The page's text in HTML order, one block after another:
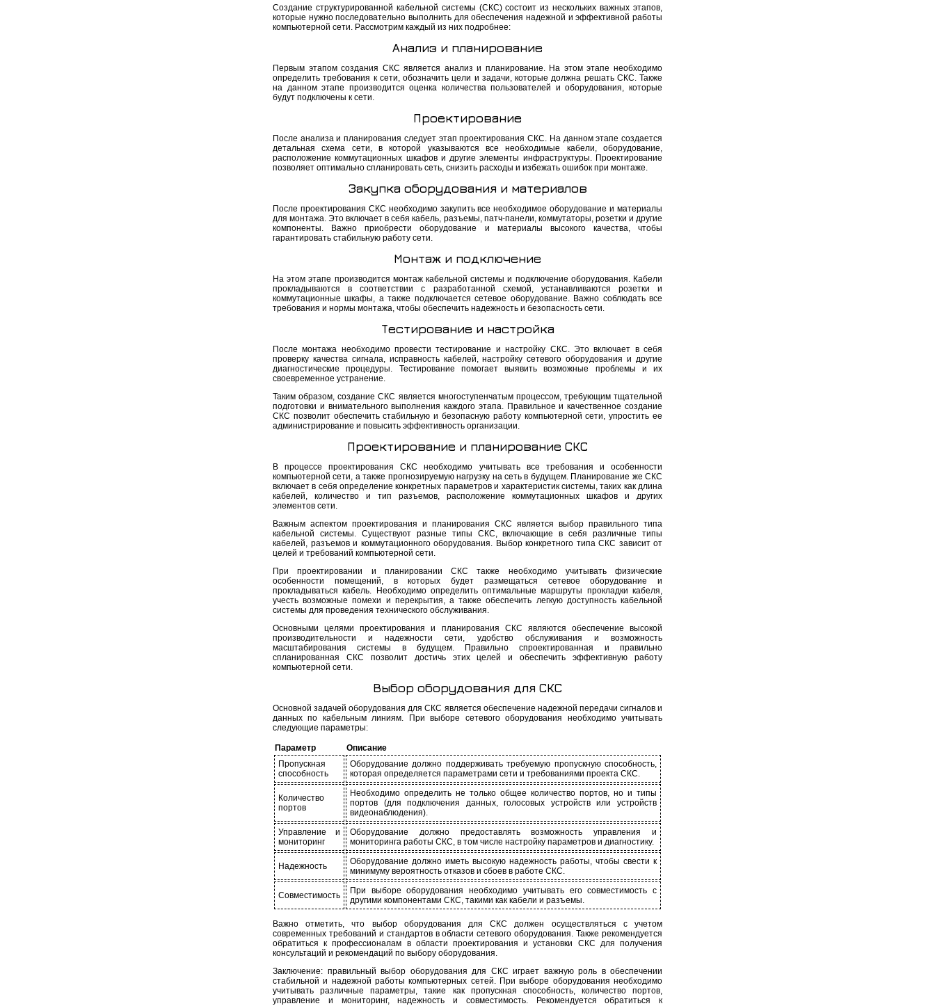
Создание структурированной кабельной системы (СКС) состоит из нескольких важных этапов,
которые нужно последовательно выполнить для обеспечения надежной и эффективной работы
компьютерной сети. Рассмотрим каждый из них подробнее:
Анализ и планирование
Первым этапом создания СКС является анализ и планирование. На этом этапе необходимо
определить требования к сети, обозначить цели и задачи, которые должна решать СКС. Также
на данном этапе производится оценка количества пользователей и оборудования, которые
будут подключены к сети.
Проектирование
После анализа и планирования следует этап проектирования СКС. На данном этапе создается
детальная схема сети, в которой указываются все необходимые кабели, оборудование,
расположение коммутационных шкафов и другие элементы инфраструктуры. Проектирование
позволяет оптимально спланировать сеть, снизить расходы и избежать ошибок при монтаже.
Закупка оборудования и материалов
После проектирования СКС необходимо закупить все необходимое оборудование и материалы
для монтажа. Это включает в себя кабель, разъемы, патч-панели, коммутаторы, розетки и другие
компоненты. Важно приобрести оборудование и материалы высокого качества, чтобы
гарантировать стабильную работу сети.
Монтаж и подключение
На этом этапе производится монтаж кабельной системы и подключение оборудования. Кабели
прокладываются в соответствии с разработанной схемой, устанавливаются розетки и
коммутационные шкафы, а также подключается сетевое оборудование. Важно соблюдать все
требования и нормы монтажа, чтобы обеспечить надежность и безопасность сети.
Тестирование и настройка
После монтажа необходимо провести тестирование и настройку СКС. Это включает в себя
проверку качества сигнала, исправность кабелей, настройку сетевого оборудования и другие
диагностические процедуры. Тестирование помогает выявить возможные проблемы и их
своевременное устранение.
Таким образом, создание СКС является многоступенчатым процессом, требующим тщательной
подготовки и внимательного выполнения каждого этапа. Правильное и качественное создание
СКС позволит обеспечить стабильную и безопасную работу компьютерной сети, упростить ее
администрирование и повысить эффективность организации.
Проектирование и планирование СКС
В процессе проектирования СКС необходимо учитывать все требования и особенности
компьютерной сети, а также прогнозируемую нагрузку на сеть в будущем. Планирование же СКС
включает в себя определение конкретных параметров и характеристик системы, таких как длина
кабелей, количество и тип разъемов, расположение коммутационных шкафов и других
элементов сети.
Важным аспектом проектирования и планирования СКС является выбор правильного типа
кабельной системы. Существуют разные типы СКС, включающие в себя различные типы
кабелей, разъемов и коммутационного оборудования. Выбор конкретного типа СКС зависит от
целей и требований компьютерной сети.
При проектировании и планировании СКС также необходимо учитывать физические
особенности помещений, в которых будет размещаться сетевое оборудование и
прокладываться кабель. Необходимо определить оптимальные маршруты прокладки кабеля,
учесть возможные помехи и перекрытия, а также обеспечить легкую доступность кабельной
системы для проведения технического обслуживания.
Основными целями проектирования и планирования СКС являются обеспечение высокой
производительности и надежности сети, удобство обслуживания и возможность
масштабирования системы в будущем. Правильно спроектированная и правильно
спланированная СКС позволит достичь этих целей и обеспечить эффективную работу
компьютерной сети.
Выбор оборудования для СКС
Основной задачей оборудования для СКС является обеспечение надежной передачи сигналов и
данных по кабельным линиям. При выборе сетевого оборудования необходимо учитывать
следующие параметры:
Параметр
Описание
Пропускная
способность
Оборудование должно поддерживать требуемую пропускную способность,
которая определяется параметрами сети и требованиями проекта СКС.
Количество
портов
Необходимо определить не только общее количество портов, но и типы
портов (для подключения данных, голосовых устройств или устройств
видеонаблюдения).
Управление и
мониторинг
Оборудование должно предоставлять возможность управления и
мониторинга работы СКС, в том числе настройку параметров и диагностику.
Надежность
Оборудование должно иметь высокую надежность работы, чтобы свести к
минимуму вероятность отказов и сбоев в работе СКС.
Совместимость
При выборе оборудования необходимо учитывать его совместимость с
другими компонентами СКС, такими как кабели и разъемы.
Важно отметить, что выбор оборудования для СКС должен осуществляться с учетом
современных требований и стандартов в области сетевого оборудования. Также рекомендуется
обратиться к профессионалам в области проектирования и установки СКС для получения
консультаций и рекомендаций по выбору оборудования.
Заключение: правильный выбор оборудования для СКС играет важную роль в обеспечении
стабильной и надежной работы компьютерных сетей. При выборе оборудования необходимо
учитывать различные параметры, такие как пропускная способность, количество портов,
управление и мониторинг, надежность и совместимость. Рекомендуется обратиться к